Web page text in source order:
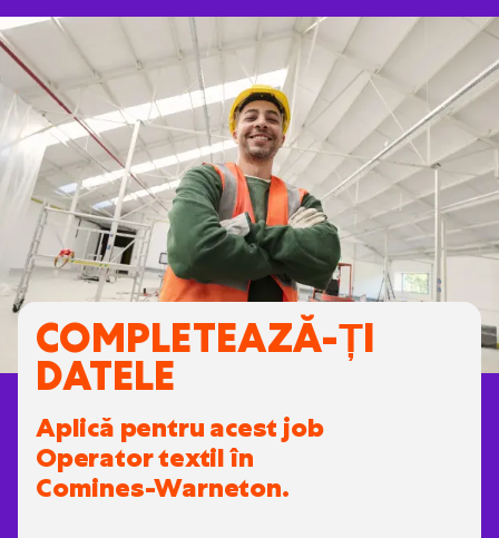
COMPLETEAZĂ-ȚI
DATELE
Aplică pentru acest job
Operator textil în
Comines-Warneton.